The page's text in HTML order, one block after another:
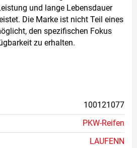
und lange Lebensdauer
Die Marke ist nicht Teil eines
den spezifischen Fokus
zu erhalten.
100121077
PKW-Reifen
LAUFENN